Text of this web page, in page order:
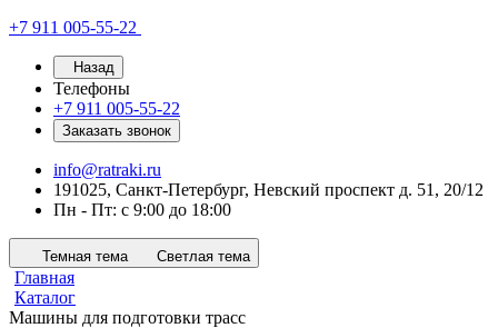
+7 911 005-55-22
Назад
Телефоны
+7 911 005-55-22
Заказать звонок
info@ratraki.ru
191025, Санкт-Петербург, Невский проспект д. 51, 20/12
Пн - Пт: с 9:00 до 18:00
Темная тема Светлая тема
Главная
Каталог
Машины для подготовки трасс